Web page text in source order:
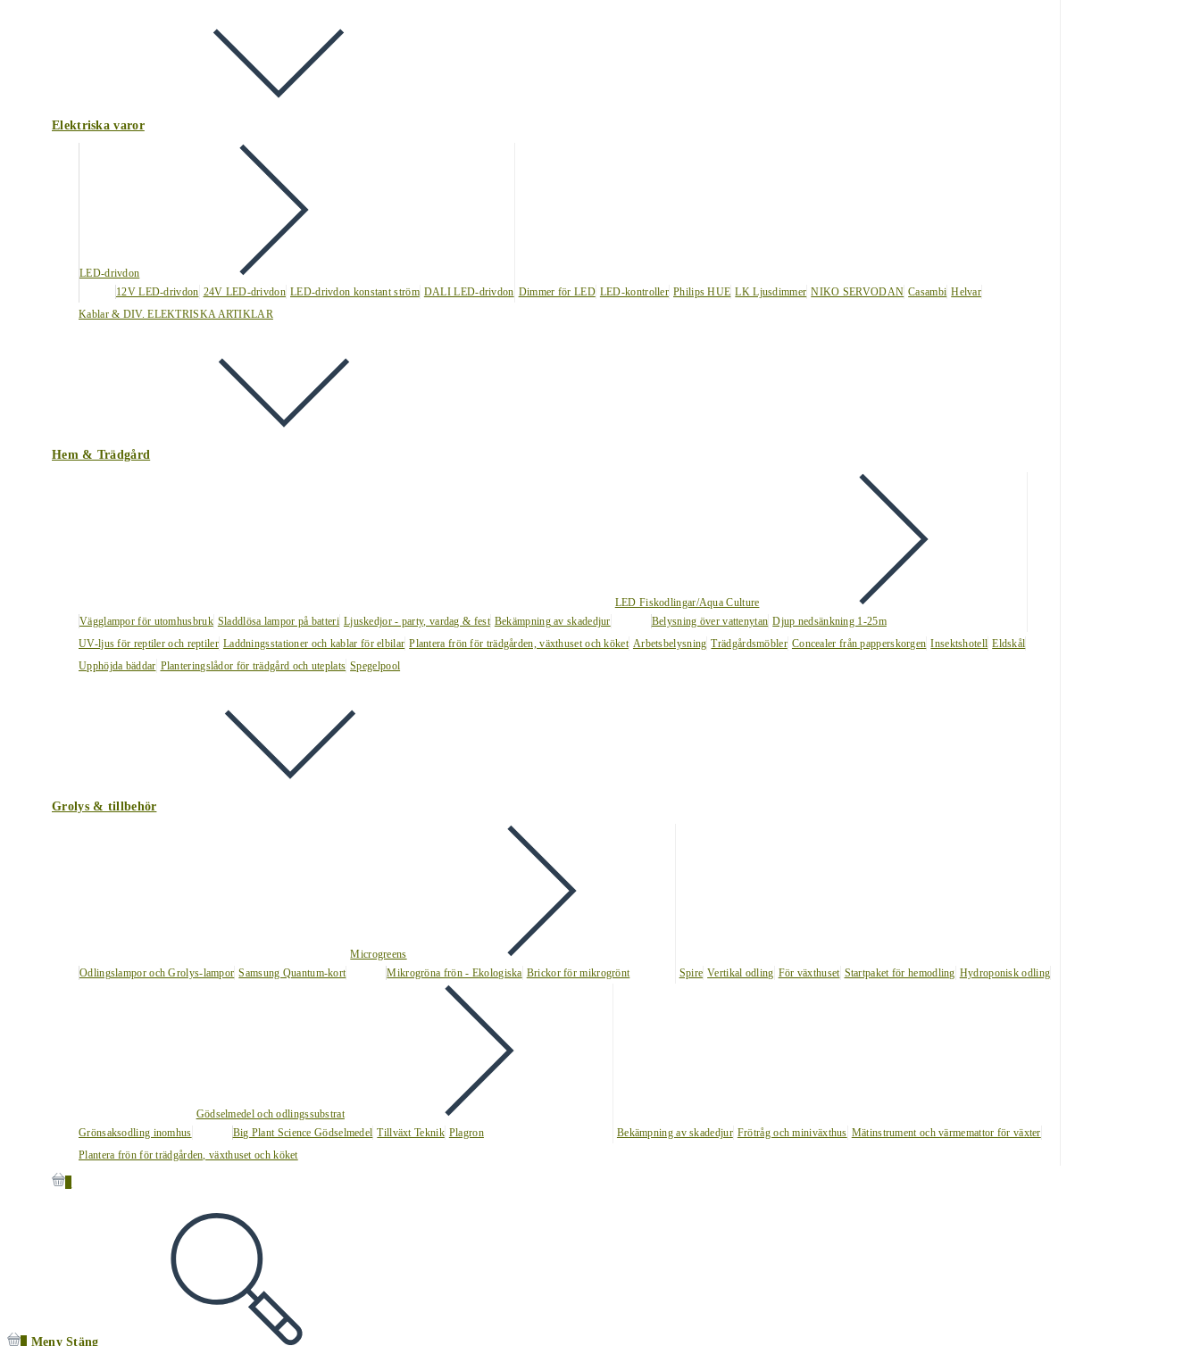
Elektriska varor
LED-drivdon
12V LED-drivdon 24V LED-drivdon LED-drivdon konstant ström DALI LED-drivdon Dimmer för LED LED-kontroller Philips HUE LK Ljusdimmer NIKO SERVODAN Casambi Helvar
Kablar & DIV. ELEKTRISKA ARTIKLAR
Hem & Trädgård
Vägglampor för utomhusbruk Sladdlösa lampor på batteri Ljuskedjor - party, vardag & fest Bekämpning av skadedjur
LED Fiskodlingar/Aqua Culture
Belysning över vattenytan Djup nedsänkning 1-25m
UV-ljus för reptiler och reptiler Laddningsstationer och kablar för elbilar Plantera frön för trädgården, växthuset och köket Arbetsbelysning Trädgårdsmöbler Concealer från papperskorgen Insektshotell Eldskål
Upphöjda bäddar Planteringslådor för trädgård och uteplats Spegelpool
Grolys & tillbehör
Odlingslampor och Grolys-lampor Samsung Quantum-kort
Microgreens
Mikrogröna frön - Ekologiska Brickor för mikrogrönt Spire Vertikal odling För växthuset Startpaket för hemodling Hydroponisk odling
Grönsaksodling inomhus
Gödselmedel och odlingssubstrat
Big Plant Science Gödselmedel Tillväxt Teknik Plagron Bekämpning av skadedjur Frötråg och miniväxthus Mätinstrument och värmemattor för växter
Plantera frön för trädgården, växthuset och köket
Meny Stäng